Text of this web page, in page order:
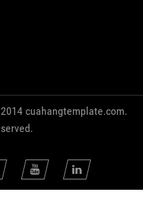
cuahangtemplate.com.